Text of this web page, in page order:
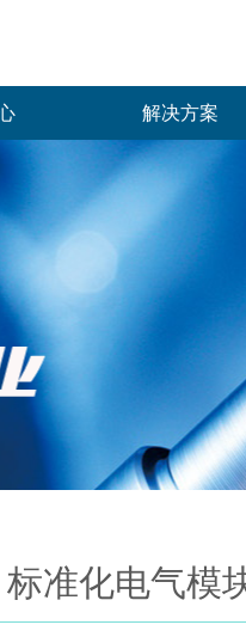
解决方案
标准化电气模